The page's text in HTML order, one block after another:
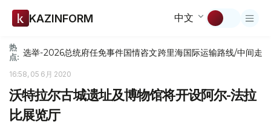
KAZINFORM 中文
热
点: 选举-2026总统府任免事件国情咨文跨里海国际运输路线/中间走廊
16:58, 05 6月 2020
沃特拉尔古城遗址及博物馆将开设阿尔-法拉
比展览厅